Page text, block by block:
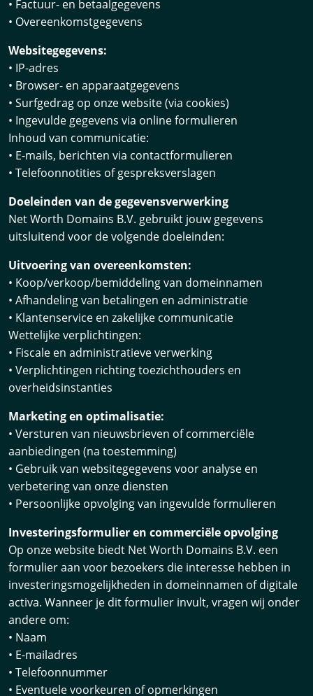
• Factuur- en betaalgegevens
• Overeenkomstgegevens
Websitegegevens:
• IP-adres
• Browser- en apparaatgegevens
• Surfgedrag op onze website (via cookies)
• Ingevulde gegevens via online formulieren
Inhoud van communicatie:
• E-mails, berichten via contactformulieren
• Telefoonnotities of gespreksverslagen
Doeleinden van de gegevensverwerking
Net Worth Domains B.V. gebruikt jouw gegevens
uitsluitend voor de volgende doeleinden:
Uitvoering van overeenkomsten:
• Koop/verkoop/bemiddeling van domeinnamen
• Afhandeling van betalingen en administratie
• Klantenservice en zakelijke communicatie
Wettelijke verplichtingen:
• Fiscale en administratieve verwerking
• Verplichtingen richting toezichthouders en
overheidsinstanties
Marketing en optimalisatie:
• Versturen van nieuwsbrieven of commerciële
aanbiedingen (na toestemming)
• Gebruik van websitegegevens voor analyse en
verbetering van onze diensten
• Persoonlijke opvolging van ingevulde formulieren
Investeringsformulier en commerciële opvolging
Op onze website biedt Net Worth Domains B.V. een
formulier aan voor bezoekers die interesse hebben in
investeringsmogelijkheden in domeinnamen of digitale
activa. Wanneer je dit formulier invult, vragen wij onder
andere om:
• Naam
• E-mailadres
• Telefoonnummer
• Eventuele voorkeuren of opmerkingen